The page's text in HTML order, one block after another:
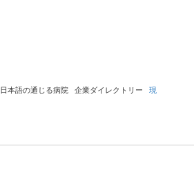
日本語の通じる病院 企業ダイレクトリー
現